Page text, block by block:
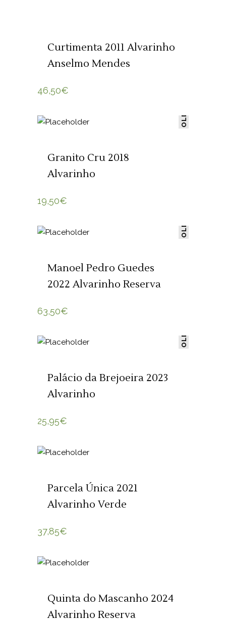
Curtimenta 2011 Alvarinho
Anselmo Mendes
46,50€
SOLD
Granito Cru 2018
Alvarinho
19,50€
SOLD
Manoel Pedro Guedes
2022 Alvarinho Reserva
63,50€
SOLD
Palácio da Brejoeira 2023
Alvarinho
25,95€
Parcela Única 2021
Alvarinho Verde
37,85€
Quinta do Mascanho 2024
Alvarinho Reserva